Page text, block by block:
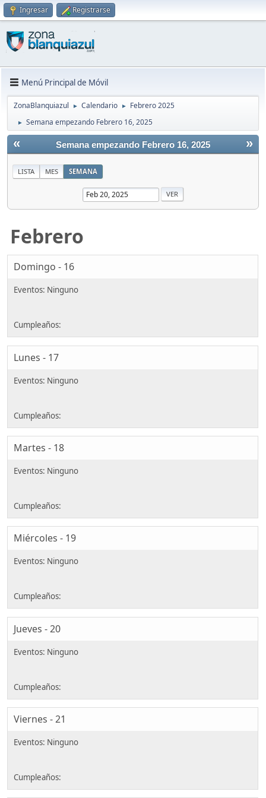
Ingresar Registrarse
Menú Principal de Móvil
ZonaBlanquiazul ► Calendario ► Febrero 2025
► Semana empezando Febrero 16, 2025
« »
Semana empezando Febrero 16, 2025
LISTA MES SEMANA
Febrero
Domingo - 16
Lunes - 17
Martes - 18
Miércoles - 19
Jueves - 20
Viernes - 21